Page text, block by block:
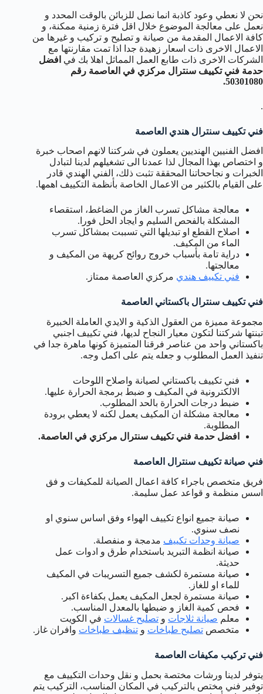
نحن لا نعطي وعود كاذبة انما نصل للزبائن بالوقت المحدد و
نعمل على معالجة الموضوع خلال اقل فترة زمنية ممكنة، و
كافة الاعمال المقدمة من صيانة و تصليح و تركيب و غيرها من
الاعمال الاخرى ذات اسعار زهيدة جدا اذا تمت مقارنتها مع
الشركات الاخرى ذات طابع العمل المماثل اهلا بك في افضل
حدمة فني تكييف سنترال مركزي في العاصمة رقم
50301080.
.
فني تكييف سنترال هندي العاصمة
افضل الفنيين الهنديين يعملون في شركتنا لانهم اصحاب خبرة
و اختصاص بهذا المجال لذا عمدنا الى تشغيلهم لدينا لتبادل
الخبرات و نجاححاتنا المحققة تثبت ذلك، الفني الهندي قادر
على القيام بالكثير من الاعمال الخاصة بأنظمة التكييف اهمها.
معالجة مشاكل تسرب الغاز من الضاغط، استقصاء
المشكلة بالفحص السليم و ايجاد الحل فورا.
اصلاح القطع او تبديلها التي تسببت بمشاكل تسرب
الماء من المكيف.
دراية تامة بأسباب خروج روائح كريهة من المكيف و
معالجتها.
فني تكييف هندي مركزي العاصمة ممتاز.
فني تكييف سنترال باكستاني العاصمة
مجموعة مميزة من العقول الذكية و الايدي العاملة الخبيرة
تبنتها شركتنا لتكون معيار النجاح لديها، فني تكييف اجنبي
باكستاني واحد من عناصر فرقنا المتميزة كونها ماهرة جدا في
تنفيذ العمل المطلوب و جعله يتم على اكمل وجه.
فني تكييف باكستاني لصيانة واصلاح اللوحات
الالكترونية في المكيف و ضبط برمجة الحرارة عليها.
ضبط درجات الحرارة بالحد المطلوب.
معالجة مشكلة ان المكيف يعمل لكنه لا يعطي برودة
المطلوبة.
افضل حدمة فني تكييف سنترال مركزي في العاصمة.
فني صيانة تكييف سنترال العاصمة
فريق متخصص باجراء كافة اعمال الصيانة للمكيفات و فق
اسس منظمة و قواعد عمل سليمة.
صيانة جميع انواع تكييف الهواء وفق اساس سنوي او
نصف سنوي.
صيانة وحدات تكييف مدمجة و منفصلة.
صيانة انظمة التبريد باستخدام طرق و ادوات عمل
حديثة.
صيانة مستمرة لكشف جميع التسريبات في المكيف
للماء او للغاز.
صيانة مستمرة لجعل المكيف يعمل بكفاءة اكبر.
فحص كمية الغاز و ضبطها بالمعدل المناسب.
معلم صيانة ثلاجات و تصليح غسالات في الكويت
متخصص تصليح طباخات و تنظيف طباخات وافران غاز.
فني تركيب مكيفات العاصمة
يتوفر لدينا ورشات مختصة بحمل و نقل وحدات التكييف مع
توفير فني مختص بالتركيب في المكان المناسب، التركيب يتم